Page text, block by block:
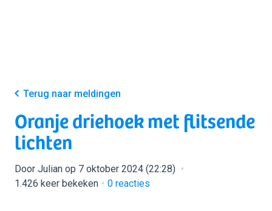
Terug naar meldingen
Oranje driehoek met flitsende
lichten
Door Julian op 7 oktober 2024 (22:28)
1.426 keer bekeken
0 reacties